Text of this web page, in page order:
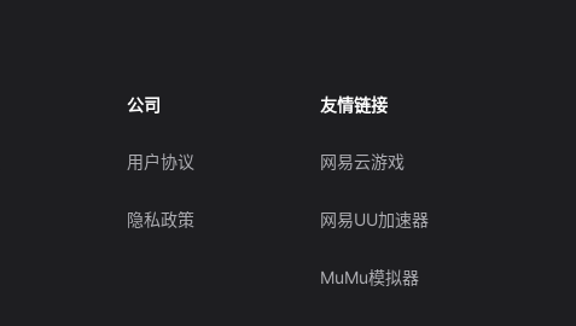
公司
用户协议
隐私政策
友情链接
网易云游戏
网易UU加速器
MuMu模拟器